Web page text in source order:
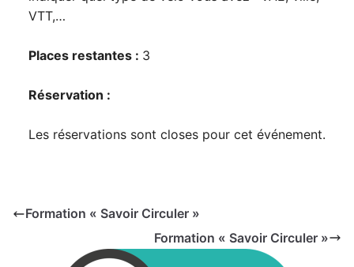
VTT,…
Places restantes : 3
Réservation :
Les réservations sont closes pour cet événement.
Formation « Savoir Circuler »
Formation « Savoir Circuler »